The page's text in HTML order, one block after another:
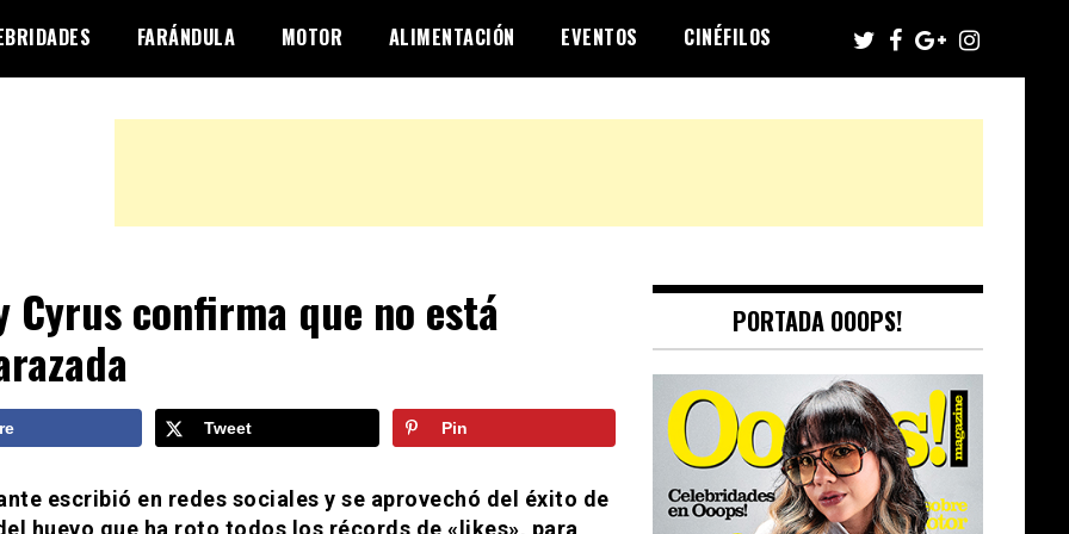
FARÁNDULA MOTOR ALIMENTACIÓN EVENTOS CINÉFILOS
Cyrus confirma que no está
Tweet Pin
escribió en redes sociales y se aprovechó del éxito de
PORTADA OOOPS!